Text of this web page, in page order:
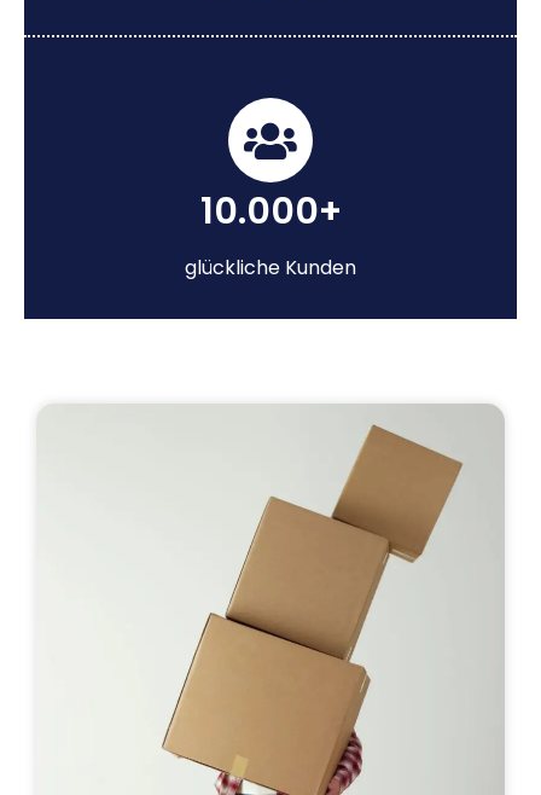
10.000+
glückliche Kunden